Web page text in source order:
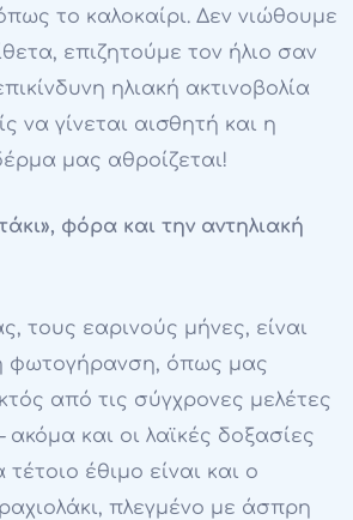
το καλοκαίρι. Δεν νιώθουμε
επιζητούμε τον ήλιο σαν
ηλιακή ακτινοβολία
να γίνεται αισθητή και η
μας αθροίζεται!
φόρα και την αντηλιακή
τους εαρινούς μήνες, είναι
φωτογήρανση, όπως μας
από τις σύγχρονες μελέτες
ακόμα και οι λαϊκές δοξασίες
έθιμο είναι και ο
πλεγμένο με άσπρη